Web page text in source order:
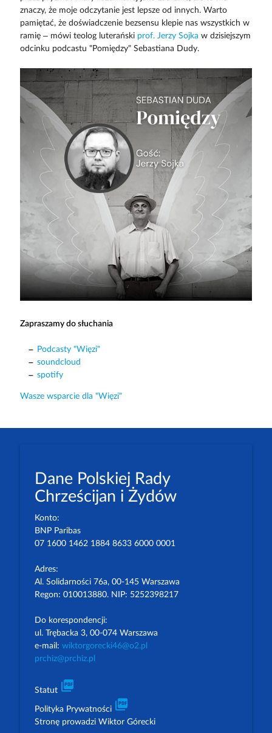
znaczy, że moje odczytanie jest lepsze od innych. Warto
pamiętać, że doświadczenie bezsensu klepie nas wszystkich w
ramię – mówi teolog luterański prof. Jerzy Sojka w dzisiejszym
odcinku podcastu "Pomiędzy" Sebastiana Dudy.
Zapraszamy do słuchania
Podcasty "Więzi"
soundcloud
spotify
Wasze wsparcie dla "Więzi"
Dane Polskiej Rady
Chrześcijan i Żydów
Konto:
BNP Paribas
07 1600 1462 1884 8633 6000 0001
Adres:
Al. Solidarności 76a, 00-145 Warszawa
Regon: 010013880. NIP: 5252398217
Do korespondencji:
ul. Trębacka 3, 00-074 Warszawa
e-mail: wiktorgorecki46@o2.pl
prchiz@prchiz.pl
Statut picture_as_pdf
Polityka Prywatności picture_as_pdf
Stronę prowadzi Wiktor Górecki